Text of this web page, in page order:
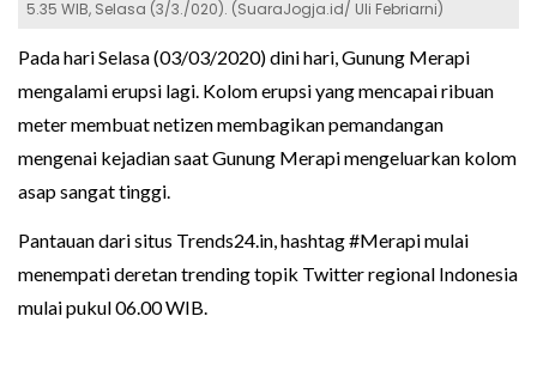
5.35 WIB, Selasa (3/3./020). (SuaraJogja.id/ Uli Febriarni)
Pada hari Selasa (03/03/2020) dini hari, Gunung Merapi
mengalami erupsi lagi. Kolom erupsi yang mencapai ribuan
meter membuat netizen membagikan pemandangan
mengenai kejadian saat Gunung Merapi mengeluarkan kolom
asap sangat tinggi.
Pantauan dari situs Trends24.in, hashtag #Merapi mulai
menempati deretan trending topik Twitter regional Indonesia
mulai pukul 06.00 WIB.